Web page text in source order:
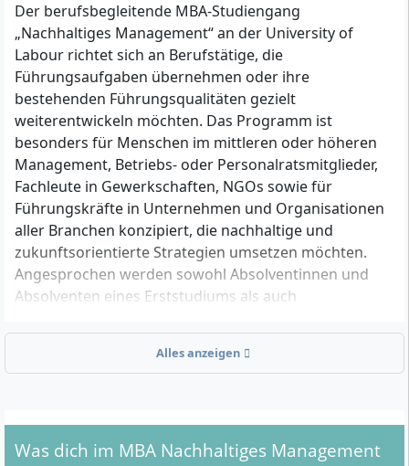
Der berufsbegleitende MBA-Studiengang
„Nachhaltiges Management“ an der University of
Labour richtet sich an Berufstätige, die
Führungsaufgaben übernehmen oder ihre
bestehenden Führungsqualitäten gezielt
weiterentwickeln möchten. Das Programm ist
besonders für Menschen im mittleren oder höheren
Management, Betriebs- oder Personalratsmitglieder,
Fachleute in Gewerkschaften, NGOs sowie für
Führungskräfte in Unternehmen und Organisationen
aller Branchen konzipiert, die nachhaltige und
zukunftsorientierte Strategien umsetzen möchten.
Angesprochen werden sowohl Absolventinnen und
Absolventen eines Erststudiums als auch
Hochschulabschluss, sofern sie über einschlägige
Berufserfahrung verfügen und eine Eignungsprüfung
gestalten und innovative, nachhaltige
Managementansätze in die Praxis integrieren wollen.
Alles anzeigen
Was dich im MBA Nachhaltiges Management